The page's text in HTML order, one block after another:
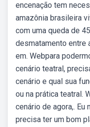
encenação tem
amazônia brasileira
com uma queda de
desmatamento entre
em. Webpara
cenário teatral,
cenário e qual sua
ou na prática teatral.
cenário de agora,. Eu
precisa ter um bom